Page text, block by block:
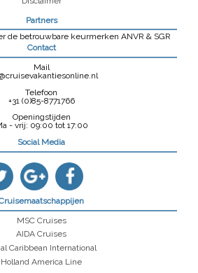
Partners
de betrouwbare keurmerken ANVR & SGR
Contact
Mail
Telefoon
+31 (0)85-8771766
Openingstijden
- vrij: 09:00 tot 17:00
Social Media
MSC Cruises
AIDA Cruises
Caribbean International
Holland America Line